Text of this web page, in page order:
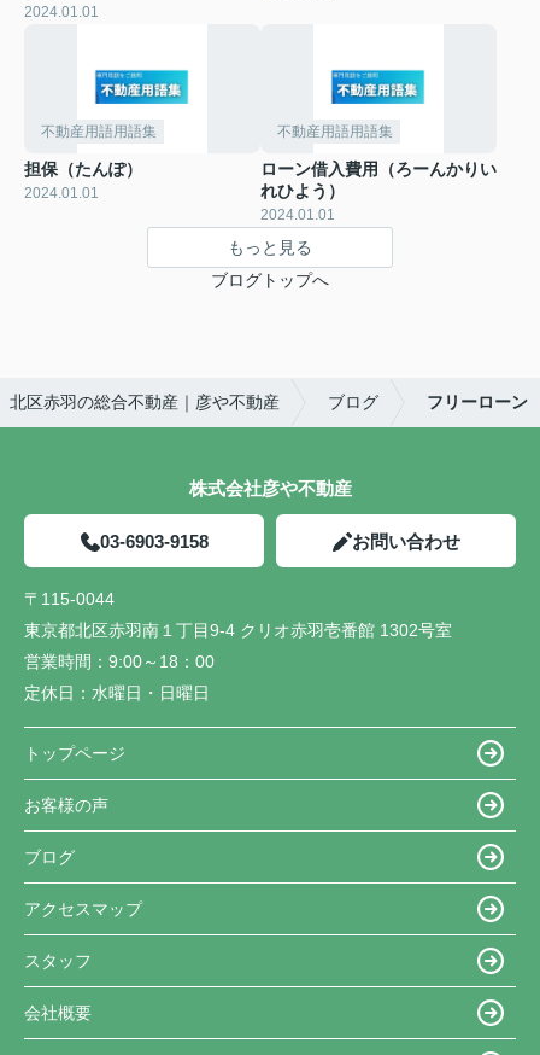
2024.01.01
不動産用語用語集
担保（たんぽ）
2024.01.01
不動産用語用語集
ローン借入費用（ろーんかりい
れひよう）
2024.01.01
もっと見る
ブログトップへ
北区赤羽の総合不動産｜彦や不動産 ブログ フリーローン
株式会社彦や不動産
03-6903-9158 お問い合わせ
〒115-0044
東京都北区赤羽南１丁目9-4 クリオ赤羽壱番館 1302号室
営業時間： 9:00～18：00
定休日： 水曜日・日曜日
トップページ
お客様の声
ブログ
アクセスマップ
スタッフ
会社概要